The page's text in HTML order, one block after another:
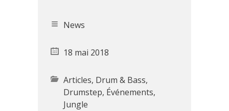
News
18 mai 2018
Articles, Drum & Bass,
Drumstep, Événements,
Jungle